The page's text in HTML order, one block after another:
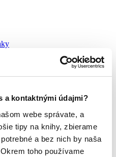
a kontaktnými údajmi?
webe správate, a
tipy na knihy, zbierame
a bez nich by naša
toho používame
(0 titulov)dostupná (bez